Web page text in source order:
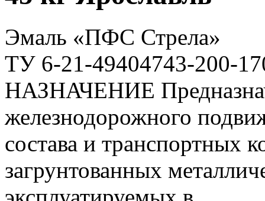
Эмаль «ПФС Стрела»
ТУ 6-21-49404743-200-
НАЗНАЧЕНИЕ
железнодорожного
состава и транспортных
загрунтованных